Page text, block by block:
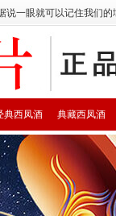
说一眼就可以记住我们
典藏西凤酒
典西凤酒